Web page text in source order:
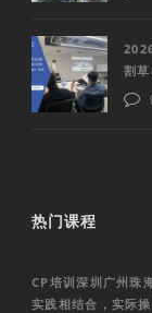
割
热门课程
CP培训深圳广州珠
实践相结合，实际